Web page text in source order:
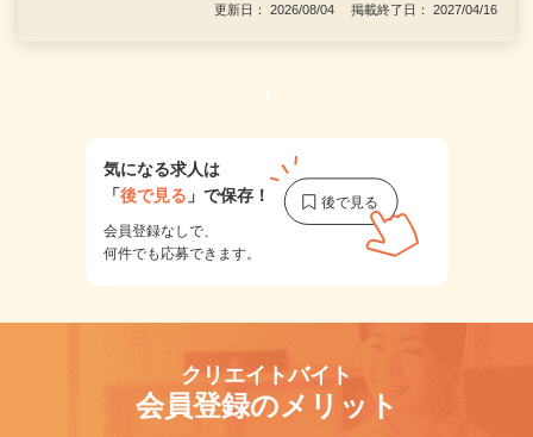
更新日： 2026/08/04 掲載終了日： 2027/04/16
1
気になる求人は
「後で見る 」で保存！
会員登録なしで、
何件でも応募できます。
クリエイトバイト
会員登録のメリット